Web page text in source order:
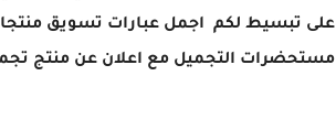
على تبسيط لكم اجمل عبارات تسويق
مستحضرات التجميل مع اعلان عن منتج